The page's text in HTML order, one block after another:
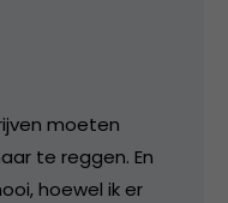
moeten
te reggen. En
hoewel ik er